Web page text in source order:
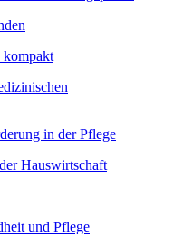
kompakt
in der Pflege
Hauswirtschaft
und Pflege